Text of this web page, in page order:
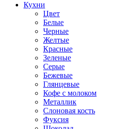
Кухни
Цвет
Белые
Черные
Желтые
Красные
Зеленые
Серые
Бежевые
Глянцевые
Кофе с молоком
Металлик
Слоновая кость
Фуксия